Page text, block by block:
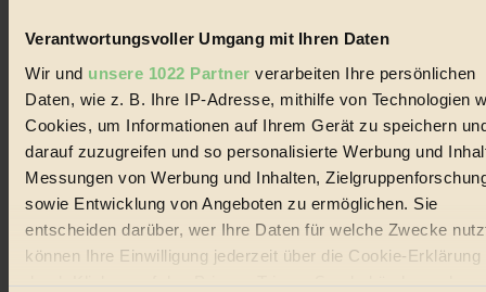
Verantwortungsvoller Umgang mit Ihren Daten
Wir und unsere 1022 Partner verarbeiten Ihre persönlichen
Daten, wie z. B. Ihre IP-Adresse, mithilfe von Technologien
Cookies, um Informationen auf Ihrem Gerät zu speichern
darauf zuzugreifen und so personalisierte Werbung und
Messungen von Werbung und Inhalten,
sowie Entwicklung von Angeboten zu ermöglichen. Sie
entscheiden darüber, wer Ihre Daten für welche Zwecke
können Ihre Einwilligung jederzeit über die Cookie-Erklärung
durch Klicken auf das Privacy Trigger Symbol ändern oder
Lebenswandel. Es ist eine moderne Plattform für Ideen, Menschen
und Produkte, ein Leitfaden im schnell wachsenden Markt des
Handels mit Bioprodukten, des Fair-Trade sowie der Branche
Social Media
22.601 Fans auf Facebook
3.415 Follower auf Twitter
Folge uns auf Instagram
Themen
Bio